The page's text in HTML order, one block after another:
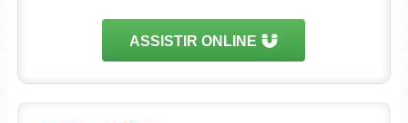
ASSISTIR ONLINE